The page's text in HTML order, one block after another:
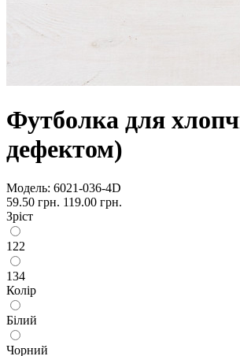
Футболка для
дефектом)
Модель: 6021-036-4D
59.50 грн. 119.00 грн.
Зріст
122
134
Колір
Білий
Чорний